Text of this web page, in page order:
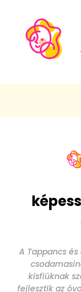
A Tappancs
kisfiúknak
fejlesztik az